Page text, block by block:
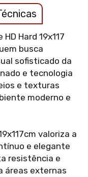
Hard 19x117
busca
sofisticado da
e tecnologia
e texturas
moderno e
valoriza a
e elegante
resistência e
áreas externas